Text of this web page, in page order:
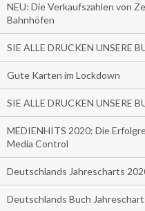
NEU: Die Verkaufszahlen von
Bahnhöfen
SIE ALLE DRUCKEN UNSERE
Gute Karten im Lockdown
SIE ALLE DRUCKEN UNSERE
MEDIENHITS 2020: Die
Media Control
Deutschlands Jahrescharts
Deutschlands Buch